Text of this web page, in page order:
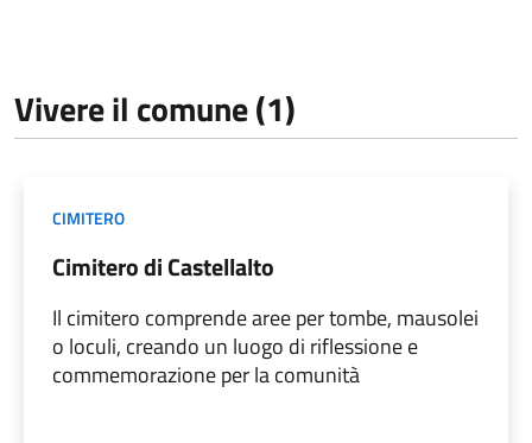
Vivere il comune (1)
CIMITERO
Cimitero di Castellalto
Il cimitero comprende aree per tombe, mausolei
o loculi, creando un luogo di riflessione e
commemorazione per la comunità